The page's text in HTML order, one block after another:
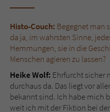
Histo-Couch: Begegnet man
da ja, im wahrsten Sinne,
Hemmungen, sie in die
Menschen agieren zu lassen?
Heike Wolf: Ehrfurcht sicher
durchaus da. Das liegt vor
bekannt sind. Ich habe mich
weit ich mit der Fiktion bei
Name
Anbieter Literatur-
Zweck Cookie für